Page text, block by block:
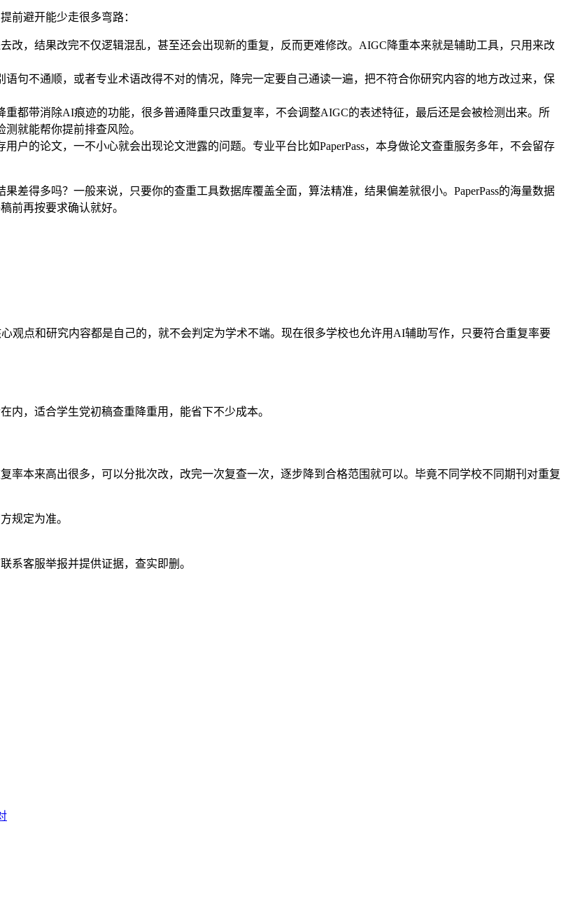
前避开能少走很多弯路：
改，结果改完不仅逻辑混乱，甚至还会出现新的重复，反而更难修改。AIGC降重本来就是辅助工具，只用来改
句不通顺，或者专业术语改得不对的情况，降完一定要自己通读一遍，把不符合你研究内容的地方改过来，保
都带消除AI痕迹的功能，很多普通降重只改重复率，不会调整AIGC的表述特征，最后还是会被检测出来。所
就能帮你提前排查风险。
户的论文，一不小心就会出现论文泄露的问题。专业平台比如PaperPass，本身做论文查重服务多年，不会留存
差得多吗？一般来说，只要你的查重工具数据库覆盖全面，算法精准，结果偏差就很小。PaperPass的海量数据
前再按要求确认就好。
观点和研究内容都是自己的，就不会判定为学术不端。现在很多学校也允许用AI辅助写作，只要符合重复率要
内，适合学生党初稿查重降重用，能省下不少成本。
率本来高出很多，可以分批次改，改完一次复查一次，逐步降到合格范围就可以。毕竟不同学校不同期刊对重复
规定为准。
系客服举报并提供证据，查实即删。